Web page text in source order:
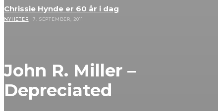
John R. Miller –
Depreciated
Chrissie Hynde er 60 år i dag
NYHETER 7. SEPTEMBER, 2011